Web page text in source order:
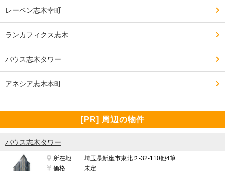
レーベン志木幸町
ランカフィクス志木
バウス志木タワー
アネシア志木本町
[PR] 周辺の物件
バウス志木タワー
所在地
埼玉県新座市東北２-32-110他4筆
価格
未定